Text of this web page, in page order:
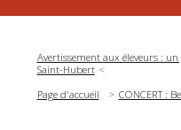
Avertissement aux éleveurs :
Saint-Hubert
Page d'accueil
CONCERT :